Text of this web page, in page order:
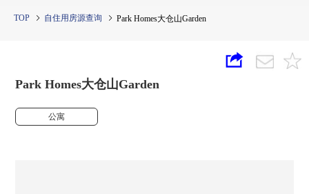
TOP 自住用房源查询 Park Homes大仓山Garden
Park Homes大仓山Garden
公寓